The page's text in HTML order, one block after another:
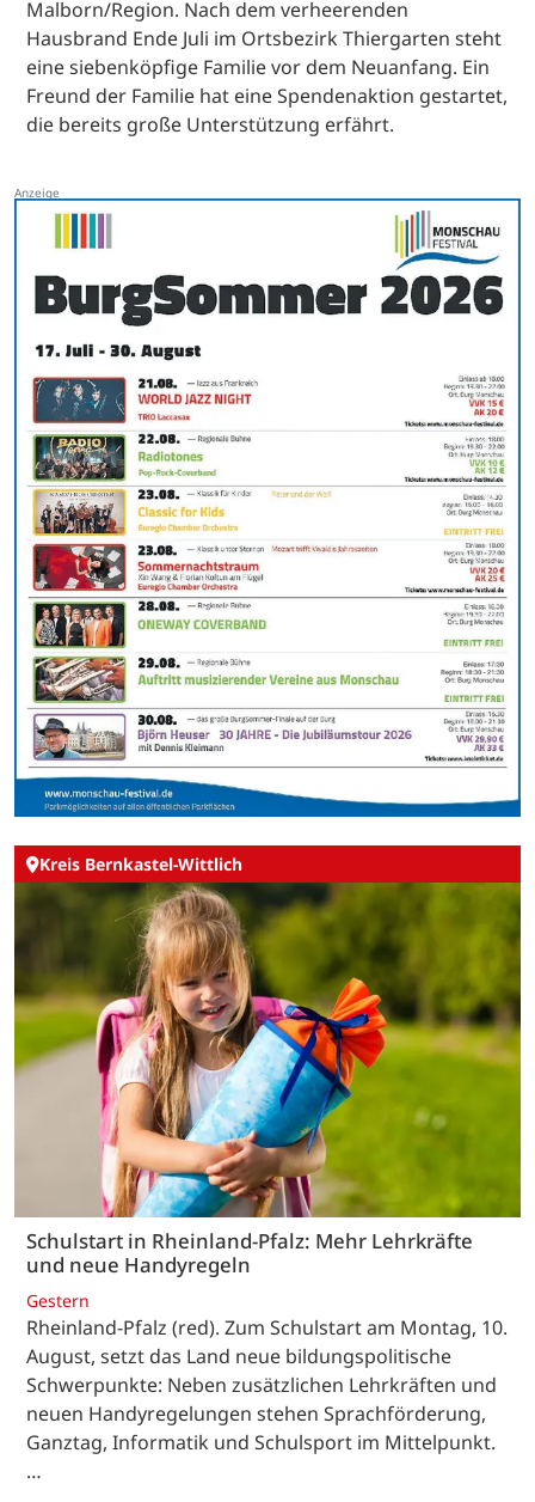
Malborn/Region. Nach dem verheerenden
Hausbrand Ende Juli im Ortsbezirk Thiergarten steht
eine siebenköpfige Familie vor dem Neuanfang. Ein
Freund der Familie hat eine Spendenaktion gestartet,
die bereits große Unterstützung erfährt.
Kreis Bernkastel-Wittlich
Schulstart in Rheinland-Pfalz: Mehr Lehrkräfte
und neue Handyregeln
Gestern
Rheinland-Pfalz (red). Zum Schulstart am Montag, 10.
August, setzt das Land neue bildungspolitische
Schwerpunkte: Neben zusätzlichen Lehrkräften und
neuen Handyregelungen stehen Sprachförderung,
Ganztag, Informatik und Schulsport im Mittelpunkt.
…